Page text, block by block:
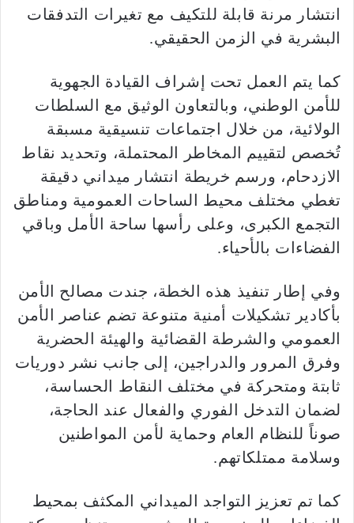
انتشار مرنة قابلة للتكيف مع تغيرات التدفقات
البشرية في الزمن الحقيقي.
كما يتم العمل تحت إشراف القيادة الجهوية
للأمن الوطني، وبالتعاون الوثيق مع السلطات
الولائية، من خلال اجتماعات تنسيقية مسبقة
تُخصص لتقييم المخاطر المحتملة، وتحديد نقاط
الازدحام، ورسم خريطة انتشار ميداني دقيقة
تغطي مختلف محيط الساحات العمومية ومناطق
التجمع الكبرى، وعلى رأسها ساحة الأمل وباقي
الفضاءات بالأحياء.
وفي إطار تنفيذ هذه الخطة، جندت مصالح الأمن
بأكادير تشكيلات أمنية متنوعة تضم عناصر الأمن
العمومي والشرطة القضائية والهيئة الحضرية
وفرق المرور والدراجين، إلى جانب نشر دوريات
ثابتة ومتحركة في مختلف النقاط الحساسة،
لضمان التدخل الفوري والفعال عند الحاجة،
صوناً للنظام العام وحماية لأمن المواطنين
وسلامة ممتلكاتهم.
كما تم تعزيز التواجد الميداني المكثف بمحيط